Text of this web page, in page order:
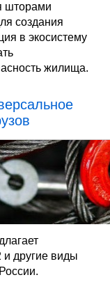
шторами
создания
в экосистему
жилища.
другие виды